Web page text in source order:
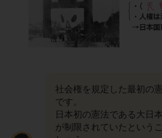
社会権を規定した最初の
です。
日本初の憲法である大日
が制限されていたという